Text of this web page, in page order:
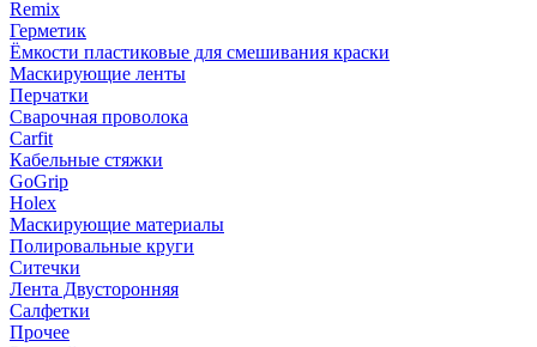
Remix
Герметик
Ёмкости пластиковые для смешивания краски
Маскирующие ленты
Перчатки
Сварочная проволока
Carfit
Кабельные стяжки
GoGrip
Holex
Маскирующие материалы
Полировальные круги
Ситечки
Лента Двусторонняя
Салфетки
Прочее